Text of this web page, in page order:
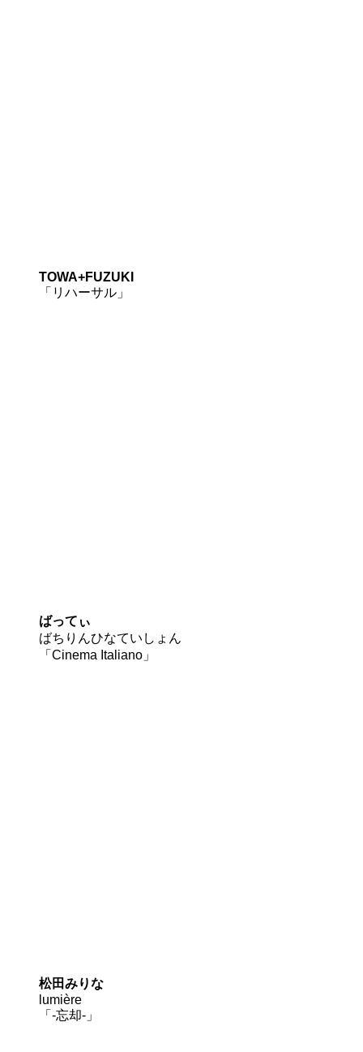
TOWA+FUZUKI
「リハーサル」
ばってぃ
ばちりんひなていしょん
「Cinema Italiano」
松田みりな
lumière
「-忘却-」